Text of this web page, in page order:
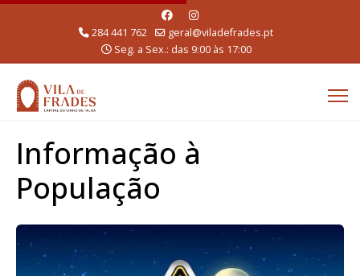
284 441 762
geral@viladefrades.pt
Seg. a Sex.: das 9:00 às 17:00
Informação à
População